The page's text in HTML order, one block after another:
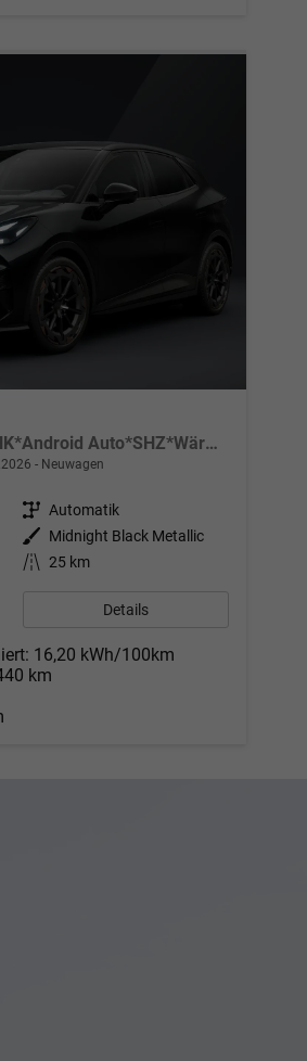
VZ 55,2 kWh 226 PS AHK*Android Auto*SHZ*WärmePumpe*ACC*Kamera*Keyless*2Z Klimaauto*
Neuwagen
Getriebe Automatik
Außenfarbe
Midnight Black Metallic
Kilometerstand 25 km
Details
16,20 kWh/100km
km